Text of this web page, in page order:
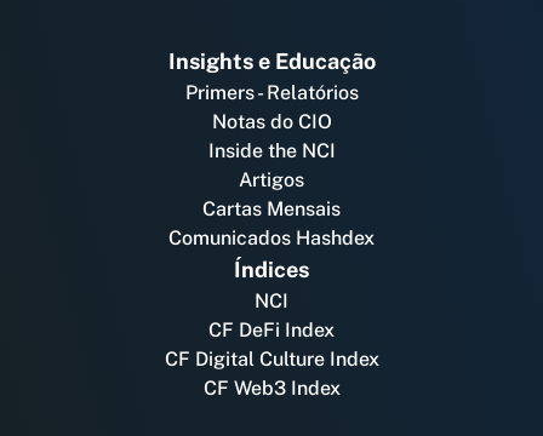
Insights e Educação
Primers - Relatórios
Notas do CIO
Inside the NCI
Artigos
Cartas Mensais
Comunicados Hashdex
Índices
NCI
CF DeFi Index
CF Digital Culture Index
CF Web3 Index